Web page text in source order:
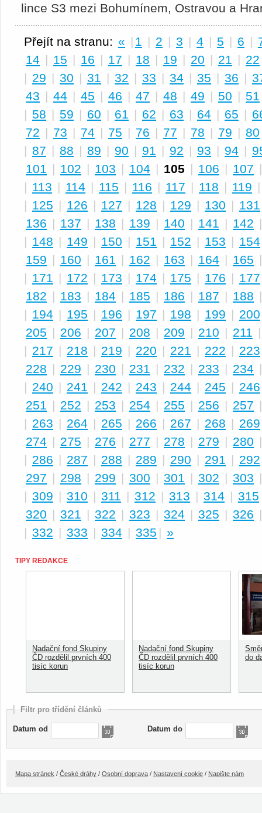
lince S3 mezi Bohumínem, Ostravou a
Přejít na stranu: « | 1 | 2 | 3 | 4 | 5 | 6 |
14 | 15 | 16 | 17 | 18 | 19 | 20 | 21 | 22
| 29 | 30 | 31 | 32 | 33 | 34 | 35 | 36 |
43 | 44 | 45 | 46 | 47 | 48 | 49 | 50 | 51
| 58 | 59 | 60 | 61 | 62 | 63 | 64 | 65 |
72 | 73 | 74 | 75 | 76 | 77 | 78 | 79 | 80
| 87 | 88 | 89 | 90 | 91 | 92 | 93 | 94 |
101 | 102 | 103 | 104 | 105 | 106 | 107
| 113 | 114 | 115 | 116 | 117 | 118 | 119
| 125 | 126 | 127 | 128 | 129 | 130 | 131
136 | 137 | 138 | 139 | 140 | 141 | 142
| 148 | 149 | 150 | 151 | 152 | 153 | 154
159 | 160 | 161 | 162 | 163 | 164 | 165
| 171 | 172 | 173 | 174 | 175 | 176 | 177
182 | 183 | 184 | 185 | 186 | 187 | 188
| 194 | 195 | 196 | 197 | 198 | 199 | 200
205 | 206 | 207 | 208 | 209 | 210 | 211
| 217 | 218 | 219 | 220 | 221 | 222 | 223
228 | 229 | 230 | 231 | 232 | 233 | 234
| 240 | 241 | 242 | 243 | 244 | 245 | 246
251 | 252 | 253 | 254 | 255 | 256 | 257
| 263 | 264 | 265 | 266 | 267 | 268 | 269
274 | 275 | 276 | 277 | 278 | 279 | 280
| 286 | 287 | 288 | 289 | 290 | 291 | 292
297 | 298 | 299 | 300 | 301 | 302 | 303
| 309 | 310 | 311 | 312 | 313 | 314 | 315
320 | 321 | 322 | 323 | 324 | 325 | 326
| 332 | 333 | 334 | 335 | »
TIPY REDAKCE
Nadační fond Skupiny
ČD rozdělil prvních 400
tisíc korun
Nadační fond Skupiny
ČD rozdělil prvních 400
tisíc korun
do
Filtr pro třídění článků
Datum od Datum do
Mapa stránek / České dráhy / Osobní doprava / Nastavení cookie / Napište nám